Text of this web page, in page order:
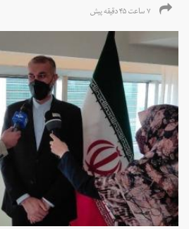
۷ ساعت ۴۵ دقیقه پیش